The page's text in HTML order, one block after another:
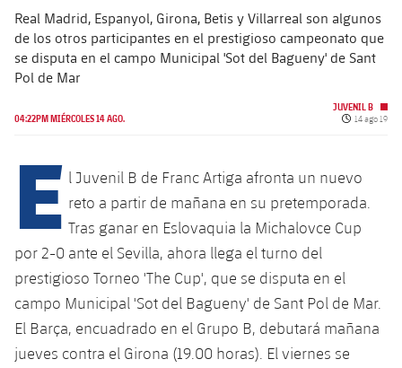
Órganos
chevron-right
label.aria.chevronright
Documents
chevron-right
label.aria.chevronright
Comisiones y órganos
chevron-right
label.aria.chevronright
Masia 360
La Masia
Presidentes
Jugadores de leyenda
Entrenadores
Centro de documentación
plusicon
más
Instalaciones
Spotify Camp Nou
Real Madrid, Espanyol, Girona, Betis y Villarreal son algunos
de los otros participantes en el prestigioso campeonato que
se disputa en el campo Municipal 'Sot del Bagueny' de Sant
Pol de Mar
04:22PM MIÉRCOLES 14 AGO.
JUVENIL B
Fecha de
14 ago 19
E l Juvenil B de Franc Artiga afronta un nuevo
reto a partir de mañana en su pretemporada.
Tras ganar en Eslovaquia la Michalovce Cup
por 2-0 ante el Sevilla, ahora llega el turno del
prestigioso Torneo 'The Cup', que se disputa en el
campo Municipal 'Sot del Bagueny' de Sant Pol de Mar.
El Barça, encuadrado en el Grupo B, debutará mañana
jueves contra el Girona (19.00 horas). El viernes se